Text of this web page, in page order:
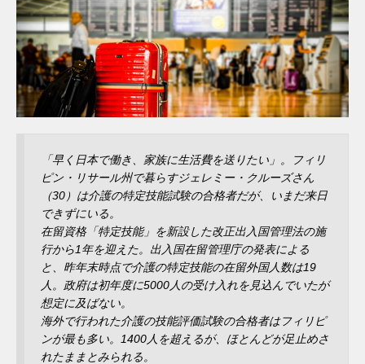
「早く日本で働き、家族に生活費を送りたい」。フィリ
ピン・リサール州で暮らすジェレミー・クルーズさん
（30）は介護の特定技能試験の合格者だが、いまだ来日
できずにいる。
在留資格「特定技能」を新設した改正出入国管理法の施
行から1年を迎えた。出入国在留管理庁の発表による
と、昨年末時点で介護の特定技能の在留外国人数は19
人。政府は初年度に5000人の受け入れを見込んでいたが
想定に及ばない。
海外で行われた介護の技能評価試験の合格者はフィリピ
ンが最も多い。1400人を超えるが、ほとんどが足止めさ
れたままとみられる。